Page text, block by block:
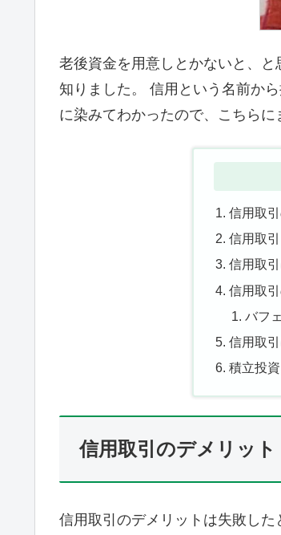
老後資金を用意しとかないと、
知りました。 信用という名前か
に染みてわかったので、こちらに
信用取
信用取
信用取
信用取
バフ
信用取
積立投
信用取引のデメリット
信用取引のデメリットは失敗し